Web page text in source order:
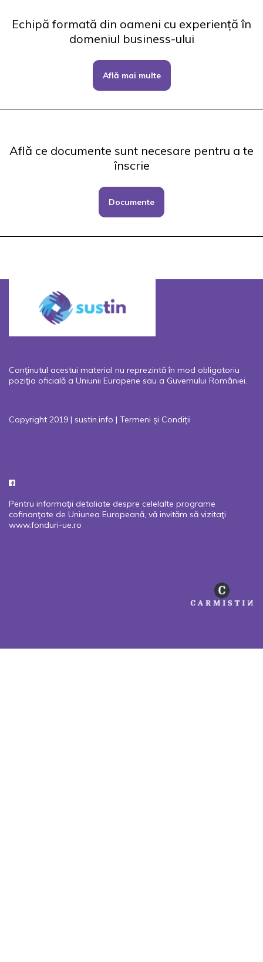
Echipă formată din oameni cu experiență în
domeniul business-ului
Află mai multe
Află ce documente sunt necesare pentru a te
înscrie
Documente
Conţinutul acestui material nu reprezintă în mod obligatoriu
poziţia oficială a Uniunii Europene sau a Guvernului României.
Copyright 2019 | sustin.info | Termeni și Condiții
Pentru informaţii detaliate despre celelalte programe
cofinanţate de Uniunea Europeană, vă invităm să vizitaţi
www.fonduri-ue.ro